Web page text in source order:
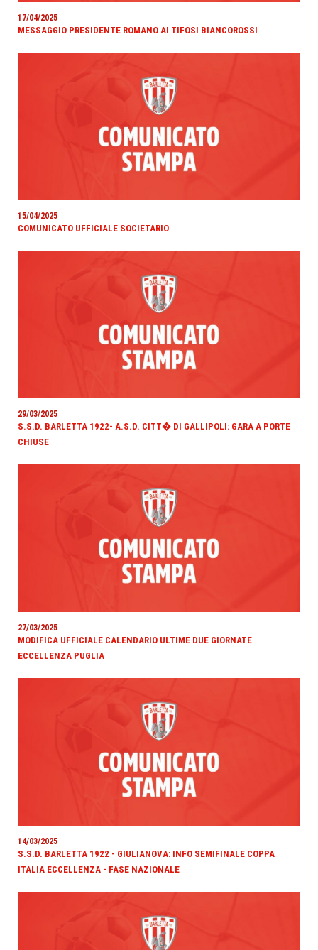
17/04/2025
MESSAGGIO PRESIDENTE ROMANO AI TIFOSI BIANCOROSSI
15/04/2025
COMUNICATO UFFICIALE SOCIETARIO
29/03/2025
S.S.D. BARLETTA 1922- A.S.D. CITT� DI GALLIPOLI: GARA A PORTE
CHIUSE
27/03/2025
MODIFICA UFFICIALE CALENDARIO ULTIME DUE GIORNATE
ECCELLENZA PUGLIA
14/03/2025
S.S.D. BARLETTA 1922 - GIULIANOVA: INFO SEMIFINALE COPPA
ITALIA ECCELLENZA - FASE NAZIONALE